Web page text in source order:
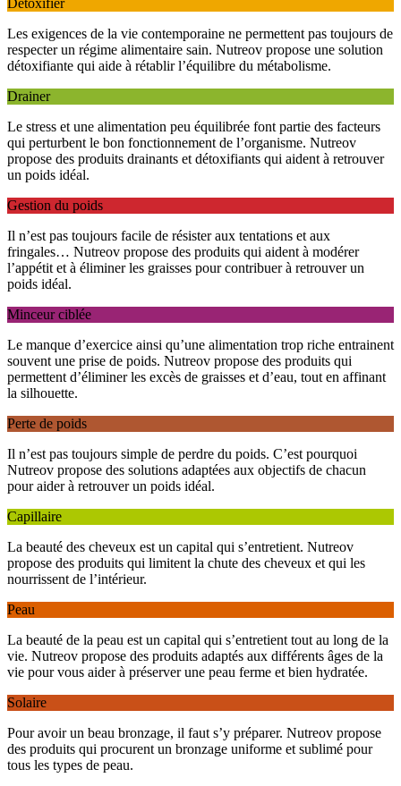
Les exigences de la vie contemporaine ne permettent pas toujours de
respecter un régime alimentaire sain. Nutreov propose une solution
détoxifiante qui aide à rétablir l’équilibre du métabolisme.
Drainer
Le stress et une alimentation peu équilibrée font partie des facteurs
qui perturbent le bon fonctionnement de l’organisme. Nutreov
propose des produits drainants et détoxifiants qui aident à retrouver
un poids idéal.
Gestion du poids
Il n’est pas toujours facile de résister aux tentations et aux
fringales… Nutreov propose des produits qui aident à modérer
l’appétit et à éliminer les graisses pour contribuer à retrouver un
poids idéal.
Minceur ciblée
Le manque d’exercice ainsi qu’une alimentation trop riche entrainent
souvent une prise de poids. Nutreov propose des produits qui
permettent d’éliminer les excès de graisses et d’eau, tout en affinant
la silhouette.
Perte de poids
Il n’est pas toujours simple de perdre du poids. C’est pourquoi
Nutreov propose des solutions adaptées aux objectifs de chacun
pour aider à retrouver un poids idéal.
Capillaire
La beauté des cheveux est un capital qui s’entretient. Nutreov
propose des produits qui limitent la chute des cheveux et qui les
nourrissent de l’intérieur.
Peau
La beauté de la peau est un capital qui s’entretient tout au long de la
vie. Nutreov propose des produits adaptés aux différents âges de la
vie pour vous aider à préserver une peau ferme et bien hydratée.
Solaire
Pour avoir un beau bronzage, il faut s’y préparer. Nutreov propose
des produits qui procurent un bronzage uniforme et sublimé pour
tous les types de peau.